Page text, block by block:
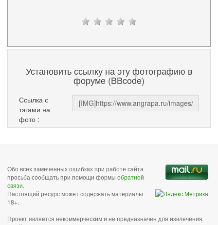
Установить ссылку на эту фотографию в
форуме (BBcode)
Ссылка с
тэгами на
фото :
Обо всех замеченных ошибках при работе сайта
просьба сообщать при помощи формы обратной
связи.
Настоящий ресурс может содержать материалы
18+.
Проект является некоммерческим и не предназначен для извлечения